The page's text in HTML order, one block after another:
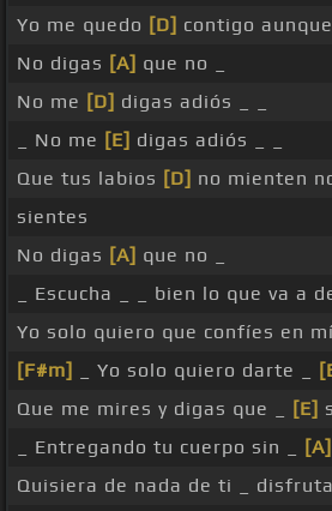
Yo me quedo [D] contigo
No digas [A] que no _
No me [D] digas adiós _ _
_ No me [E] digas adiós _ _
Que tus labios [D] no mienten
sientes
No digas [A] que no _
_ Escucha _ _ bien lo que va a
Yo solo quiero que confíes en mí
[F#m]
_ Yo solo quiero darte _
Que me mires y digas que _
[E]
_ Entregando tu cuerpo sin _
[A]
Quisiera de nada de ti _